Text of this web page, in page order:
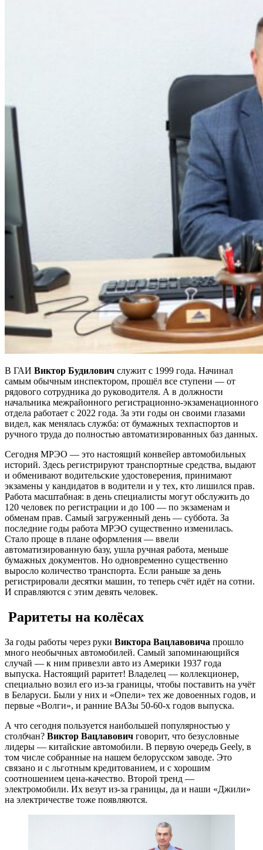
В ГАИ Виктор Будилович служит с 1999 года. Начинал
самым обычным инспектором, прошёл все ступени — от
рядового сотрудника до руководителя. А в должности
начальника межрайонного регистрационно-экзаме­национного
отдела работает с 2022 года. За эти годы он своими глазами
видел, как менялась служба: от бумажных техпаспортов и
ручного труда до полностью автоматизированных баз данных.
Сегодня МРЭО — это настоящий конвейер автомобильных
историй. Здесь регистрируют транспортные средства, выдают
и обменивают водительские удостоверения, принимают
экзамены у кандидатов в водители и у тех, кто лишился прав.
Работа масштабная: в день специалисты могут обслужить до
120 человек по регистрации и до 100 — по экзаменам и
обменам прав. Самый загруженный день — суббота. За
последние годы работа МРЭО существенно изменилась.
Стало проще в плане оформления — ввели
автоматизированную базу, ушла ручная работа, меньше
бумажных документов. Но одновременно существенно
выросло количество транспорта. Если раньше за день
регистрировали десятки машин, то теперь счёт идёт на сотни.
И справляются с этим девять человек.
Раритеты на колёсах
За годы работы через руки Виктора Вацлавовича прошло
много необычных автомобилей. Самый запоминающийся
случай — к ним привезли авто из Америки 1937 года
выпуска. Настоящий раритет! Владелец — коллекционер,
специально возил его из-за границы, чтобы поставить на учёт
в Беларуси. Были у них и «Опели» тех же довоенных годов, и
первые «Волги», и ранние ВАЗы 50-60-х годов выпуска.
А что сегодня пользуется наибольшей популярностью у
столбчан? Виктор Вацлавович говорит, что безусловные
лидеры — китайские автомобили. В первую очередь Geely, в
том числе собранные на нашем белорусском заводе. Это
связано и с льготным кредитованием, и с хорошим
соотношением цена-качество. Второй тренд —
электромобили. Их везут из-за границы, да и наши «Джили»
на электричестве тоже появляются.